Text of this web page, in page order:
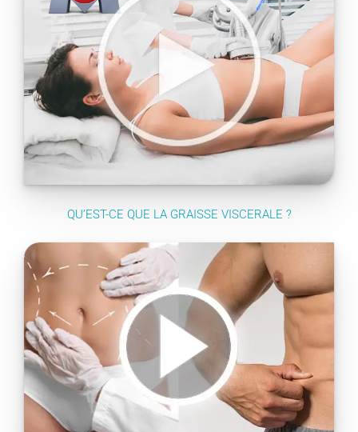
QU’EST-CE QUE LA GRAISSE VISCERALE ?